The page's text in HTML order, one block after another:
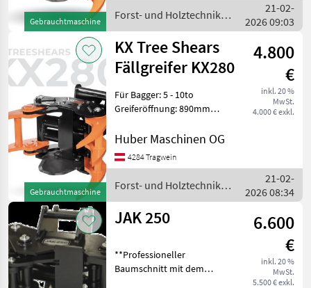
Gebrauchtmaschine
Forst- und Holztechnik /
KX Tree Shears
21-02-
2026 09:03
Gebrauchtmaschine
KX Tree Shears
Fällgreifer KX280
4.800
€
inkl. 20 %
MwSt.
4.000 € exkl.
Für Bagger: 5 - 10to
Greiferöffnung: 890mm
280mm Gewicht: 300kg
Huber Maschinen OG
4284 Tragwein
Forst- und Holztechnik /
KX Tree Shears
21-02-
2026 08:34
JAK 250
6.600
€
inkl. 20 %
MwSt.
5.500 € exkl.
**Professioneller
Baumschnitt mit dem